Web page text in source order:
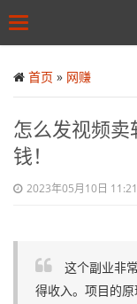
to
main
Toggle
首页 » 网赚
怎么发视频
钱！
2023年05月10日
这个副业非
得收入。项目的